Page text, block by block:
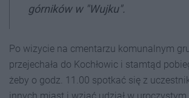
górników w "Wujku".
Po wizycie na cmentarzu komunalnym
przejechała do Kochłowic i stamtąd
żeby o godz. 11.00 spotkać się z
innych miast i wziąć udział w uroczystym